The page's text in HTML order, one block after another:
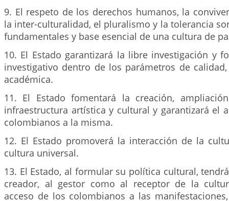
9. El respeto de los derechos humanos, la
la inter-culturalidad, el pluralismo y la tolerancia
fundamentales y base esencial de una cultura de
10. El Estado garantizará la libre investigación y
investigativo dentro de los parámetros de
académica.
11. El Estado fomentará la creación,
infraestructura artística y cultural y garantizará el
colombianos a la misma.
12. El Estado promoverá la interacción de la
cultura universal.
13. El Estado, al formular su política cultural,
creador, al gestor como al receptor de la
acceso de los colombianos a las